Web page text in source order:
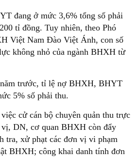
đang ở mức 3,6% tổng số phải
tỉ đồng. Tuy nhiên, theo Phó
Việt Nam Đào Việt Ánh, con số
không nhỏ của ngành BHXH từ
trước, tỉ lệ nợ BHXH, BHYT
5% số phải thu.
cử cán bộ chuyên quản thu trực
vị, DN, cơ quan BHXH còn đẩy
tra, xử phạt các đơn vị vi phạm
BHXH; công khai danh tính đơn